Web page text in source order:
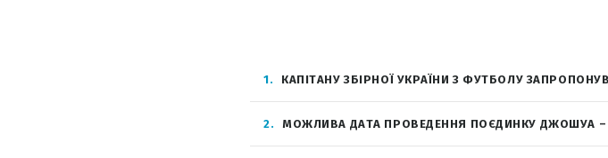
1 КАПІТАНУ ЗБІРНОЇ УКРАЇНИ З ФУТБОЛУ
2 МОЖЛИВА ДАТА ПРОВЕДЕННЯ ПОЄДИНКУ ДЖОШУА